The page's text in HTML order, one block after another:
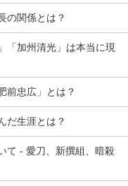
の関係とは？
「加州清光」は本当に現
前忠広」とは？
だ生涯とは？
て - 愛刀、新撰組、暗殺